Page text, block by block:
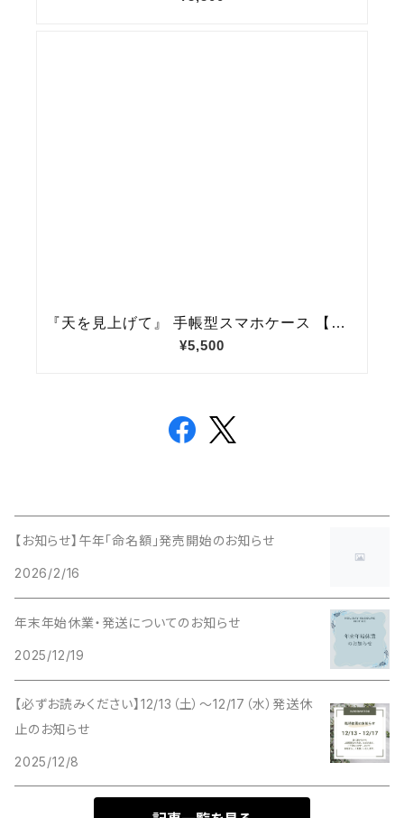
【お知らせ】午年「命名額」発売開始のお知らせ
2026/2/16
年末年始休業・発送についてのお知らせ
2025/12/19
【必ずお読みください】12/13（土）〜12/17（水）発送休
止のお知らせ
2025/12/8